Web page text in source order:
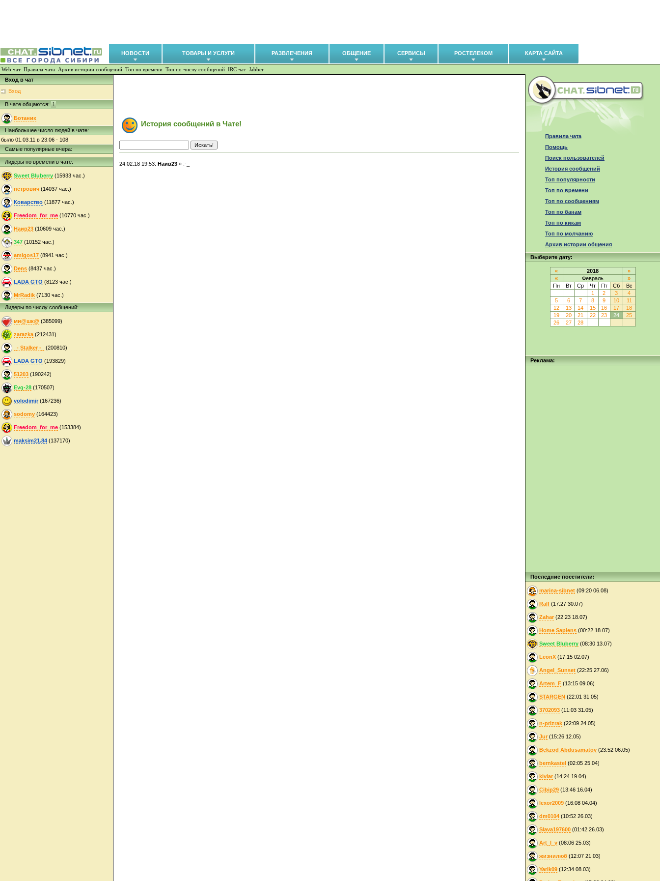
НОВОСТИ ТОВАРЫ И УСЛУГИ РАЗВЛЕЧЕНИЯ ОБЩЕНИЕ СЕРВИСЫ РОСТЕЛЕКОМ КАРТА САЙТА
Web чат Правила чата Архив истории сообщений Топ по времени Топ по числу сообщений IRC чат Jabber
Вход в чат
Вход
В чате общаются: 1
Ботаник
Наибольшее число людей в чате:
было 01.03.11 в 23:06 - 108
Самые популярные вчера:
Лидеры по времени в чате:
Sweet Bluberry (15933 час.)
петрович (14037 час.)
Коварство (11877 час.)
Freedom_for_me (10770 час.)
Наив23 (10609 час.)
347 (10152 час.)
amigos17 (8941 час.)
Dens (8437 час.)
LADA GTO (8123 час.)
MrRadik (7130 час.)
Лидеры по числу сообщений:
ми@шк@ (385099)
zarazka (212431)
_- Stalker -_ (200810)
LADA GTO (193829)
51203 (190242)
Evg-28 (170507)
volodimir(167236)
sodomy (164423)
Freedom_for_me (153384)
maksim21.84 (137170)
История сообщений в Чате!
24.02.18 19:53: Наив23 » :-_
Правила чата
Помощь
Поиск пользователей
История сообщений
Топ популярности
Топ по времени
Топ по сообщениям
Топ по банам
Топ по кикам
Топ по молчанию
Архив истории общения
Выберите дату:
« 2018
»
«
Февраль
»
Пн
Вт Ср Чт Пт Сб
Вс
1
2 3
4
5
6 7 8 9 10
11
12
13 14 15 16 17
18
19
20 21 22 23 24
25
26
27 28
Реклама:
Последние посетители:
marina-sibnet (09:20 06.08)
Ralf (17:27 30.07)
Zahar (22:23 18.07)
Home Sapiens (00:22 18.07)
Sweet Bluberry (08:30 13.07)
LeonX (17:15 02.07)
Angel_Sunset (22:25 27.06)
Artem_F (13:15 09.06)
STARGEN (22:01 31.05)
3702093 (11:03 31.05)
n-prizrak (22:09 24.05)
Jur (15:26 12.05)
Bekzod Abdusamatov (23:52 06.05)
bernkastel (02:05 25.04)
kivlar (14:24 19.04)
Cibip29 (13:46 16.04)
lexor2009 (16:08 04.04)
dm0104 (10:52 26.03)
Slava197600 (01:42 26.03)
Art_l_v (08:06 25.03)
жизнилюб (12:07 21.03)
Yarik09 (12:34 08.03)